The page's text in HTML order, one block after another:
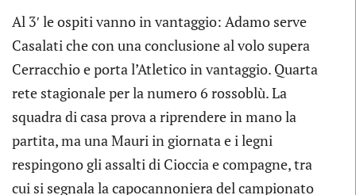
Al 3′ le ospiti vanno in vantaggio: Adamo serve
Casalati che con una conclusione al volo supera
Cerracchio e porta l’Atletico in vantaggio. Quarta
rete stagionale per la numero 6 rossoblù. La
squadra di casa prova a riprendere in mano la
partita, ma una Mauri in giornata e i legni
respingono gli assalti di Cioccia e compagne, tra
cui si segnala la capocannoniera del campionato